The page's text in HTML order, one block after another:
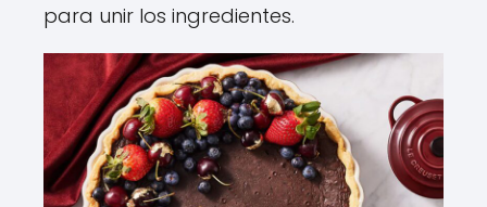
para unir los ingredientes.